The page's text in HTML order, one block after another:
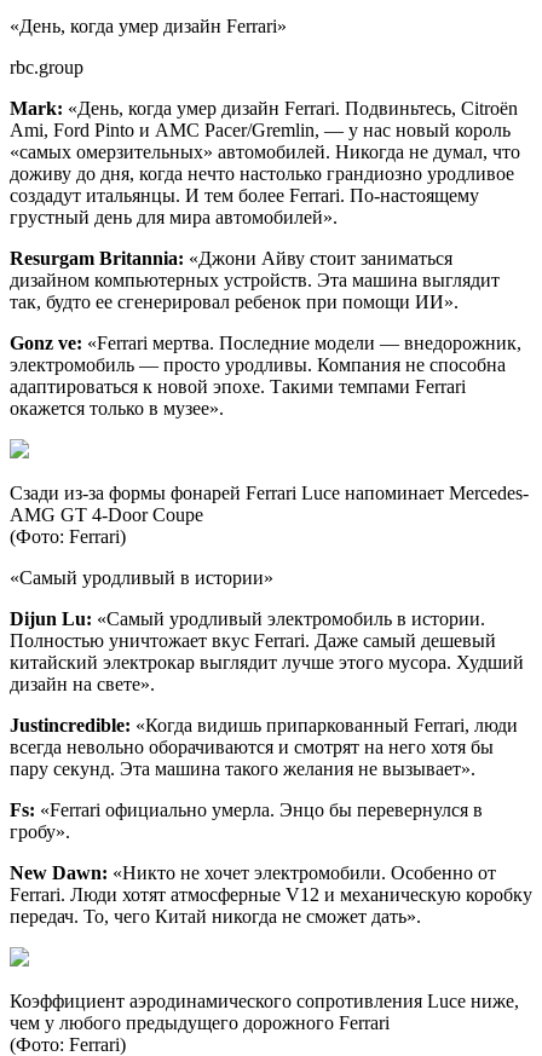
«День, когда умер дизайн Ferrari»
rbc.group
Mark: «День, когда умер дизайн Ferrari. Подвиньтесь, Citroën
Ami, Ford Pinto и AMC Pacer/Gremlin, — у нас новый король
«самых омерзительных» автомобилей. Никогда не думал, что
доживу до дня, когда нечто настолько грандиозно уродливое
создадут итальянцы. И тем более Ferrari. По-настоящему
грустный день для мира автомобилей».
Resurgam Britannia: «Джони Айву стоит заниматься
дизайном компьютерных устройств. Эта машина выглядит
так, будто ее сгенерировал ребенок при помощи ИИ».
Gonz ve: «Ferrari мертва. Последние модели — внедорожник,
электромобиль — просто уродливы. Компания не способна
адаптироваться к новой эпохе. Такими темпами Ferrari
окажется только в музее».
Сзади из-за формы фонарей Ferrari Luce напоминает Mercedes-
AMG GT 4-Door Coupe
(Фото: Ferrari)
«Самый уродливый в истории»
Dijun Lu: «Самый уродливый электромобиль в истории.
Полностью уничтожает вкус Ferrari. Даже самый дешевый
китайский электрокар выглядит лучше этого мусора. Худший
дизайн на свете».
Justincredible: «Когда видишь припаркованный Ferrari, люди
всегда невольно оборачиваются и смотрят на него хотя бы
пару секунд. Эта машина такого желания не вызывает».
Fs: «Ferrari официально умерла. Энцо бы перевернулся в
гробу».
New Dawn: «Никто не хочет электромобили. Особенно от
Ferrari. Люди хотят атмосферные V12 и механическую коробку
передач. То, чего Китай никогда не сможет дать».
Коэффициент аэродинамического сопротивления Luce ниже,
чем у любого предыдущего дорожного Ferrari
(Фото: Ferrari)